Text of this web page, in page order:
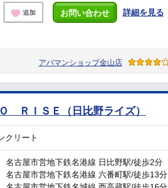
追加 お問い合わせ 詳細を見る
アパマンショップ金山店
ＲＩＳＥ（日比野ライズ）
クリート
名古屋市営地下鉄名港線 日比野駅/徒歩2分
名古屋市営地下鉄名港線 六番町駅/徒歩13分